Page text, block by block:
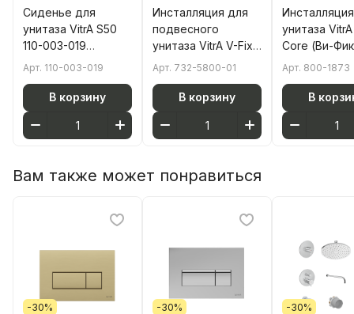
Сиденье для
унитаза VitrA S50
110-003-019
круглое белое
микролифтом
Арт. 110-003-019
В корзину
Инсталляция для
подвесного
унитаза VitrA V-Fix
Core (Ви-Фикс Кор)
кнопки смыва
Арт. 732-5800-01
В корзину
унитаза
Core (Ви-
800-1873 с
Арт. 800-1873
В
Вам также может понравиться
-30% -30% -30%